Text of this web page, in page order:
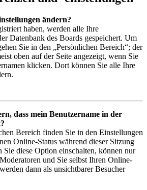
ändern?
haben, werden alle Ihre
Datenbank des Boards gespeichert. Um
Sie in den „Persönlichen Bereich“; der
oben auf der Seite angezeigt, wenn Sie
klicken. Dort können Sie alle Ihre
dass mein Benutzername in der
Bereich finden Sie in den Einstellungen
Online-Status während dieser Sitzung
Sie diese Option einschalten, können nur
und Sie selbst Ihren Online-
dann als unsichtbarer Besucher